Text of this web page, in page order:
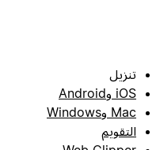
تنزيل
iOS وAndroid
Mac وWindows
التقويم